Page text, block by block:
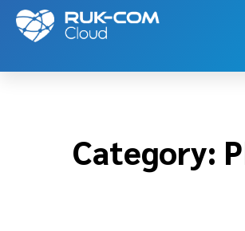
Category: PHP
Category: